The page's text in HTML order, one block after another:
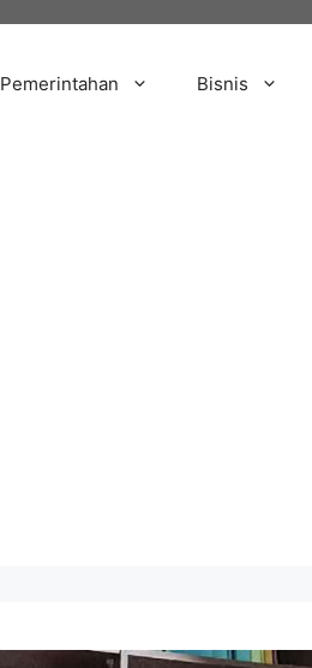
Pemerintahan Bisnis